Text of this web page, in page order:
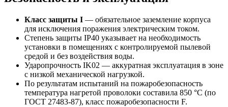
Класс защиты I — обязательное заземление корпуса
для исключения поражения электрическим током.
Степень защиты IP40 указывает на необходимость
установки в помещениях с контролируемой пылевой
средой и без воздействия воды.
Ударопрочность IK02 — аккуратная эксплуатация в зоне
с низкой механической нагрузкой.
По результатам испытаний на пожаробезопасность
температура нагретой проволоки составила 850 °C (по
ГОСТ 27483-87), класс пожаробезопасности F.